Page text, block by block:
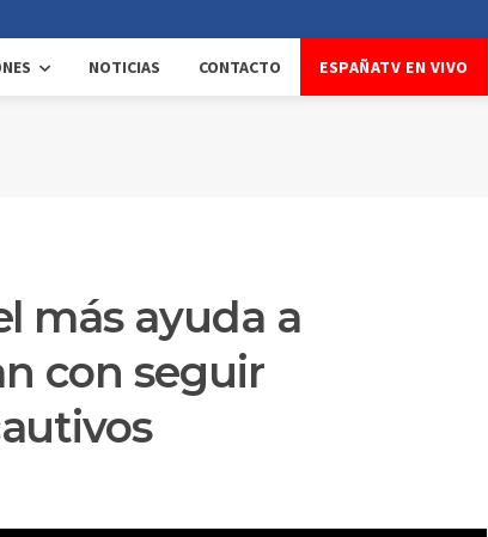
NOTICIAS CONTACTO ESPAÑATV EN VIVO
más ayuda a
con seguir